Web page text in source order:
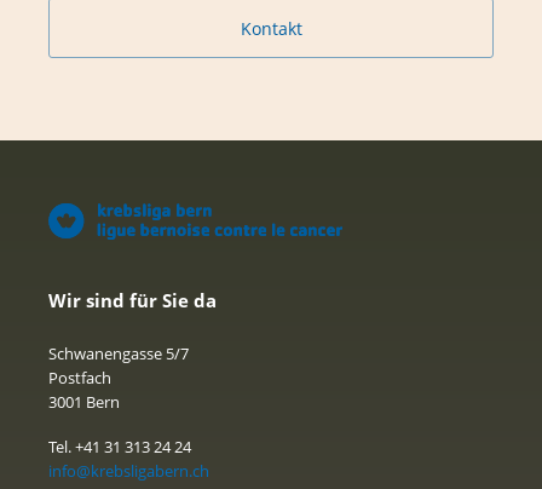
Kontakt
Wir sind für Sie da
Schwanengasse 5/7
Postfach
3001 Bern
Tel. +41 31 313 24 24
info@krebsligabern.ch